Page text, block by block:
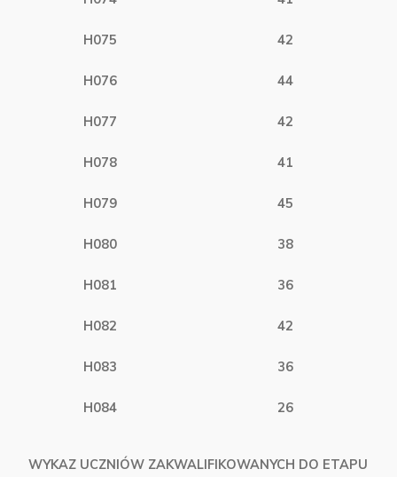
H075 42
H076 44
H077 42
H078 41
H079 45
H080 38
H081 36
H082 42
H083 36
H084 26
WYKAZ UCZNIÓW ZAKWALIFIKOWANYCH DO ETAPU